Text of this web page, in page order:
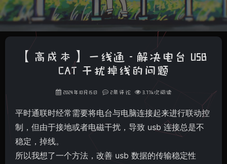
【高成本】 一线通 - 解决电台 USB
CAT 干扰掉线的问题
2024年10月15日 2条评论 3.77k次阅读
平时通联时经常需要将电台与电脑连接起来进行联动控
制，但由于接地或者电磁干扰，导致 usb 连接总是不
稳定，掉线。
所以我想了一个方法，改善 usb 数据的传输稳定性